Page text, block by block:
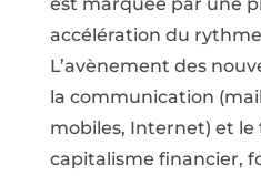
est marquée par une
accélération du
L’avènement des
la communication
mobiles, Internet) et
capitalisme financier,